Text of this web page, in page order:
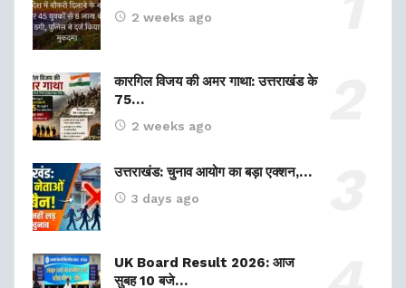
2 weeks ago
कारगिल विजय की अमर गाथा: उत्तराखंड के
75…
2 weeks ago
उत्तराखंड: चुनाव आयोग का बड़ा एक्शन,…
3 days ago
UK Board Result 2026: आज
सुबह 10 बजे…